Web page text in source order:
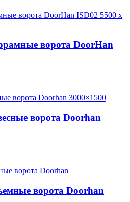
ворота DoorHan
ворота Doorhan
ворота Doorhan